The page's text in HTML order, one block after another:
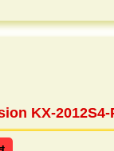
KX-2012S4-